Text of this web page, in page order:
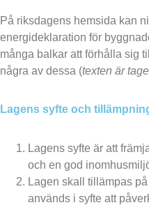
På riksdagens hemsida kan
energideklaration för
många balkar att förhålla sig
några av dessa (texten är
Lagens syfte och
Lagens syfte är att
och en god
Lagen skall tillämpas
används i syfte att